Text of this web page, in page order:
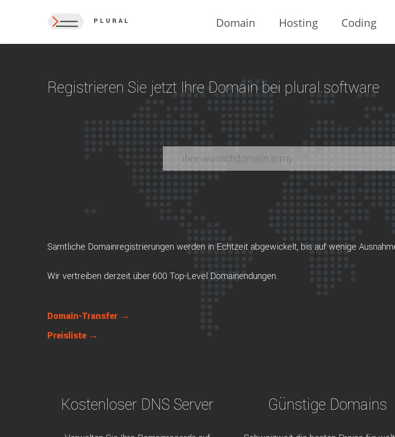
PLURAL Domain Hosting Coding
Registrieren Sie jetzt Ihre Domain bei plural.software
Sämtliche Domainregistrierungen werden in Echtzeit abgewickelt, bis auf wenige
Wir vertreiben derzeit über 600 Top-Level Domainendungen.
Domain-Transfer →
Preisliste →
Kostenloser DNS Server Günstige Domains